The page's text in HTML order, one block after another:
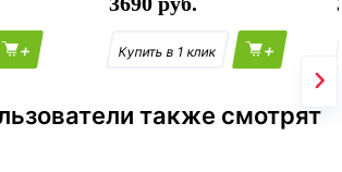
+ +
также смотрят